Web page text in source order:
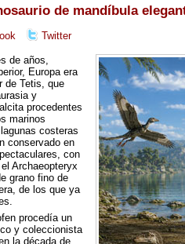
de mandíbula
Twitter
de años,
Europa era
de Tetis, que
y
procedentes
marinos
costeras
conservado en
con
Archaeopteryx
grano fino de
de los que ya
procedía un
y coleccionista
la década de